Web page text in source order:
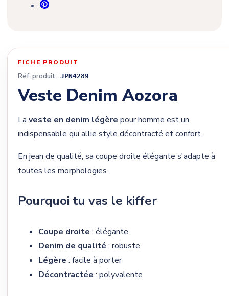
FICHE PRODUIT
Réf. produit : JPN4289
Veste Denim Aozora
La veste en denim légère pour homme est un
indispensable qui allie style décontracté et confort.
En jean de qualité, sa coupe droite élégante s'adapte à
toutes les morphologies.
Pourquoi tu vas le kiffer
Coupe droite : élégante
Denim de qualité : robuste
Légère : facile à porter
Décontractée : polyvalente